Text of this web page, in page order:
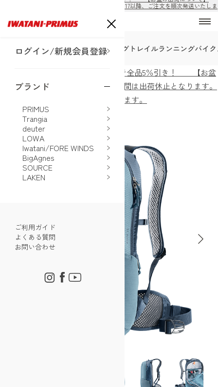
8/10から8/16の期間は出荷休止となります。8/17以降、ご注文を順次発送いたしま
ログイン/新規会員登録
ブランド
PRIMUS
Trangia
deuter
LOWA
Iwatani/FORE WINDS
BigAgnes
SOURCE
LAKEN
ご利用ガイド
よくある質問
お問い合わせ
SALE トレッキングハイキング トレイルランニングバイク
ECサイト公開！購入前の会員登録で全品5％引き！ 【お盆
の出荷について】8/10から8/16の期間は出荷休止となります。
8/17以降、ご注文を順次発送いたします。
> deuter